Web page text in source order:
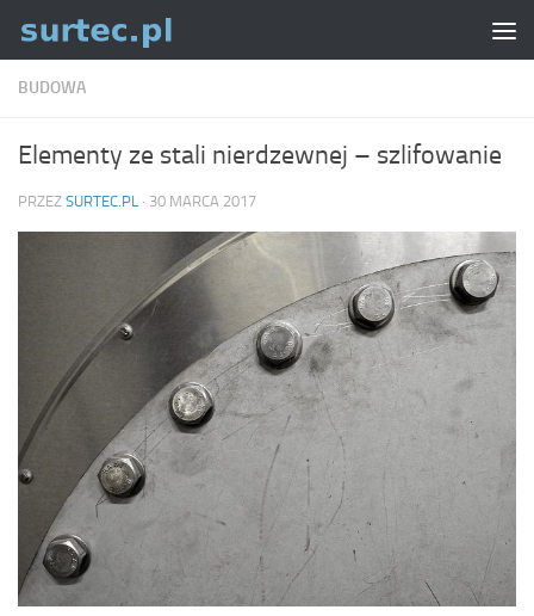
Skip to content
BUDOWA
Elementy ze stali nierdzewnej – szlifowanie
PRZEZ SURTEC.PL · 30 MARCA 2017